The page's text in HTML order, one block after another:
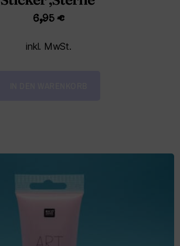
6,95€
inkl. MwSt.